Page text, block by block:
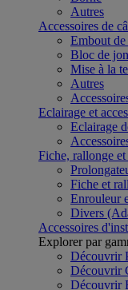
Autres
Accessoires de
Embout de
Bloc de
Mise à la
Autres
Eclairage et
Eclairage
Fiche, rallonge
Fiche et
Enrouleur
Divers
Accessoires
Explorer par
Découvrir
Découvrir
Découvrir